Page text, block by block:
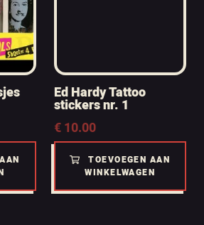
Ed Hardy Tattoo
stickers nr. 1
€10.00
TOEVOEGEN AAN
WINKELWAGEN